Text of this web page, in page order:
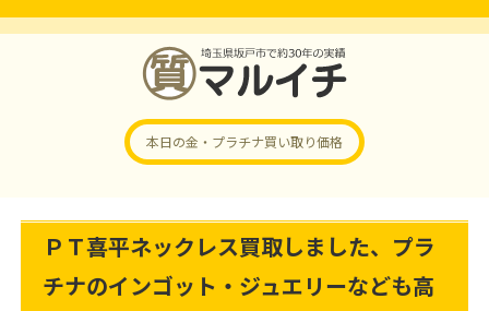
本日の金・プラチナ買い取り価格
ＰＴ喜平ネックレス買取しました、プラ
チナのインゴット・ジュエリーなども高